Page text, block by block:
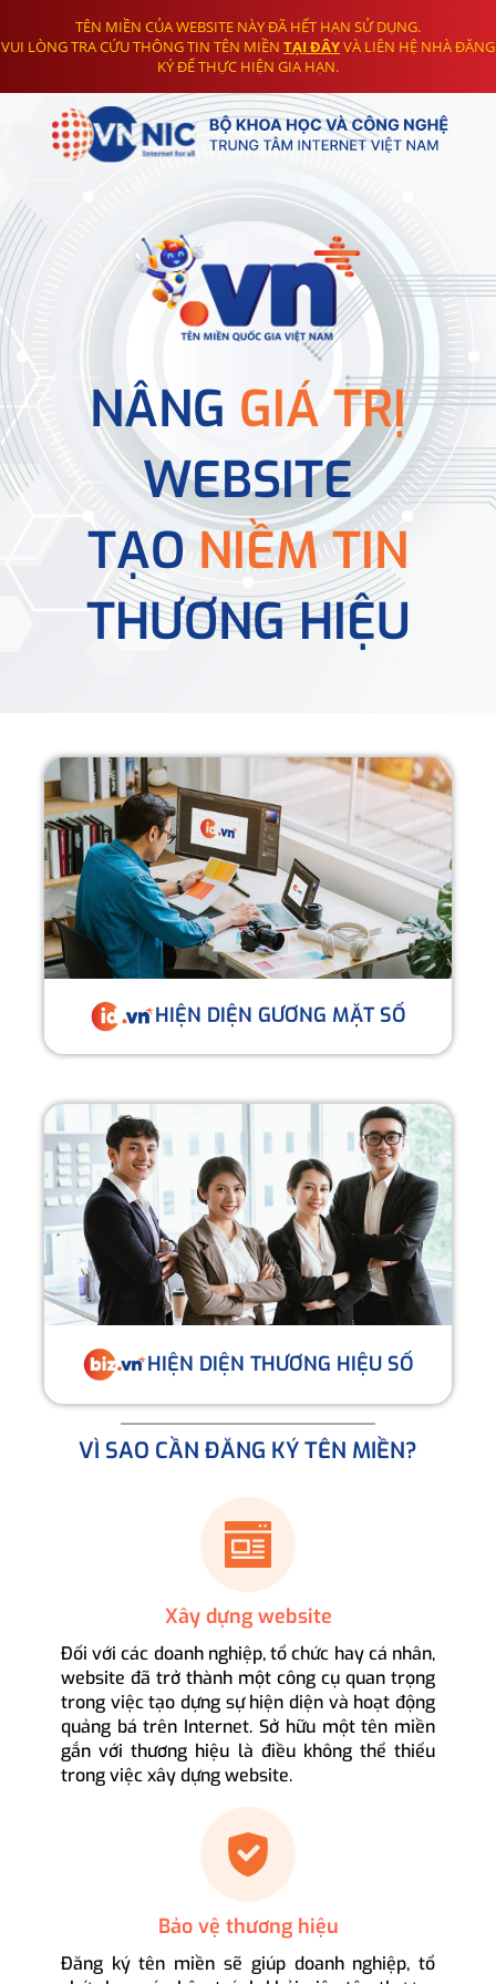
TÊN MIỀN CỦA WEBSITE NÀY ĐÃ HẾT HẠN SỬ DỤNG.
VUI LÒNG TRA CỨU THÔNG TIN TÊN MIỀN TẠI ĐÂYVÀ LIÊN HỆ NHÀ ĐĂNG
KÝ ĐỂ THỰC HIỆN GIA HẠN.
NÂNG GIÁ TRỊ
WEBSITE
TẠONIỀM TIN
THƯƠNG HIỆU
HIỆN DIỆN GƯƠNG MẶT SỐ
HIỆN DIỆN THƯƠNG HIỆU SỐ
VÌ SAO CẦN ĐĂNG KÝ TÊN MIỀN?
Xây dựng website
Đối với các doanh nghiệp, tổ chức hay cá nhân,
website đã trở thành một công cụ quan trọng
trong việc tạo dựng sự hiện diện và hoạt động
quảng bá trên Internet. Sở hữu một tên miền
gắn với thương hiệu là điều không thể thiếu
trong việc xây dựng website.
Bảo vệ thương hiệu
Đăng ký tên miền sẽ giúp doanh nghiệp, tổ